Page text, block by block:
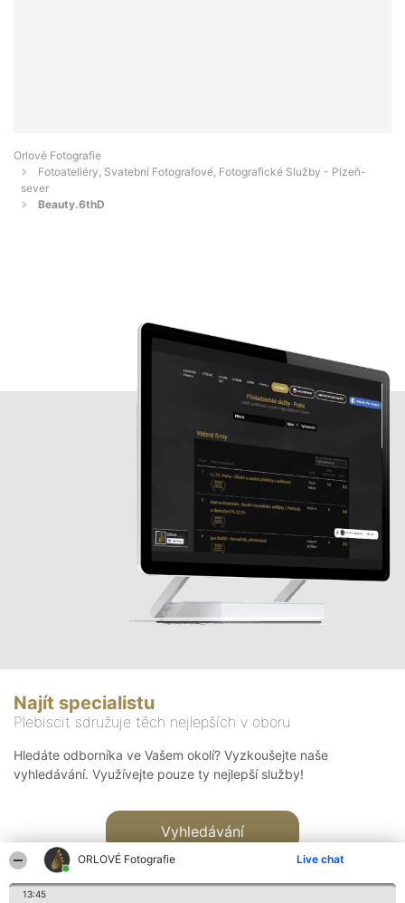
ORLOVÉ Fotografie Live chat
13:45
Orlové Fotografie
Fotoateliéry, Svatební Fotografové, Fotografické Služby - Plzeň-
sever
Beauty.6thD
Najít specialistu
Plebiscit sdružuje těch nejlepších v oboru
Hledáte odborníka ve Vašem okolí? Vyzkoušejte naše
vyhledávání. Využívejte pouze ty nejlepší služby!
Vyhledávání